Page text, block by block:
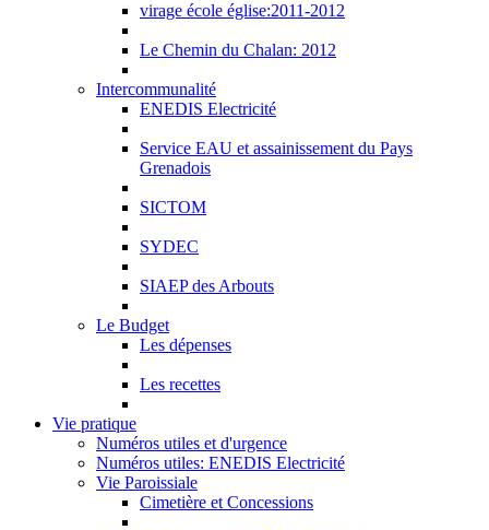
virage école église:2011-2012
Le Chemin du Chalan: 2012
Intercommunalité
ENEDIS Electricité
Service EAU et assainissement du Pays
Grenadois
SICTOM
SYDEC
SIAEP des Arbouts
Le Budget
Les dépenses
Les recettes
Vie pratique
Numéros utiles et d'urgence
Numéros utiles: ENEDIS Electricité
Vie Paroissiale
Cimetière et Concessions